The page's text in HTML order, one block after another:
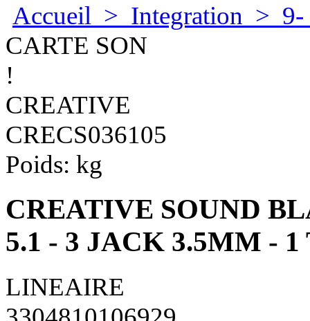
Accueil > Integration > 9-
CARTE SON
!
CREATIVE
CRECS036105
Poids: kg
CREATIVE SOUND
5.1 - 3 JACK 3.5MM -
LINEAIRE